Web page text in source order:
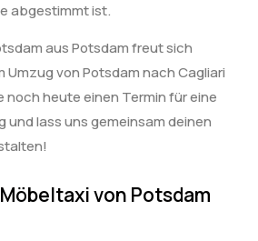
abgestimmt ist.
aus Potsdam freut sich
Umzug von Potsdam nach Cagliari
noch heute einen Termin für eine
und lass uns gemeinsam deinen
von Potsdam